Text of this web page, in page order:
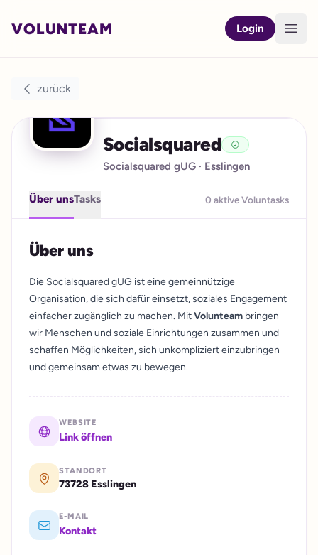
VOLUNTEAM Login
zurück
Socialsquared
Socialsquared gUG · Esslingen
Über unsTasks 0 aktive Voluntasks
Über uns
Die Socialsquared gUG ist eine gemeinnützige
Organisation, die sich dafür einsetzt, soziales Engagement
einfacher zugänglich zu machen. MitVolunteam bringen
wir Menschen und soziale Einrichtungen zusammen und
schaffen Möglichkeiten, sich unkompliziert einzubringen
und gemeinsam etwas zu bewegen.
WEBSITE
Link öffnen
STANDORT
73728 Esslingen
E-MAIL
Kontakt